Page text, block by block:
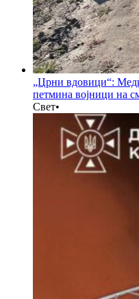
„Црни вдовици“:
петмина војници на
Свет•